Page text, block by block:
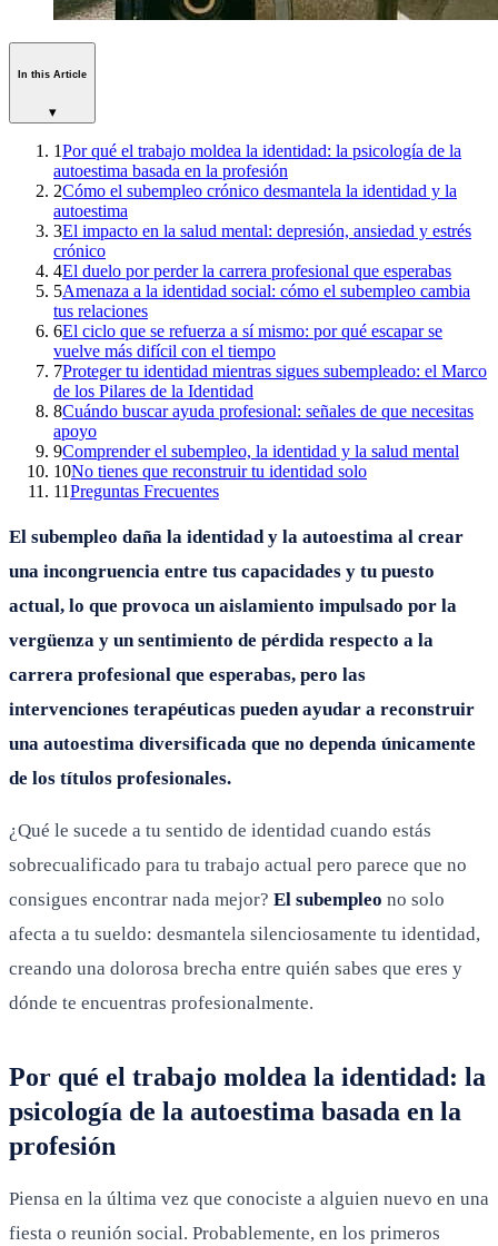
In this Article
▾
1Por qué el trabajo moldea la identidad: la psicología de la
autoestima basada en la profesión
2Cómo el subempleo crónico desmantela la identidad y la
autoestima
3El impacto en la salud mental: depresión, ansiedad y estrés
crónico
4El duelo por perder la carrera profesional que esperabas
5Amenaza a la identidad social: cómo el subempleo cambia
tus relaciones
6El ciclo que se refuerza a sí mismo: por qué escapar se
vuelve más difícil con el tiempo
7Proteger tu identidad mientras sigues subempleado: el Marco
de los Pilares de la Identidad
8Cuándo buscar ayuda profesional: señales de que necesitas
apoyo
9Comprender el subempleo, la identidad y la salud mental
10No tienes que reconstruir tu identidad solo
11Preguntas Frecuentes
El subempleo daña la identidad y la autoestima al crear
una incongruencia entre tus capacidades y tu puesto
actual, lo que provoca un aislamiento impulsado por la
vergüenza y un sentimiento de pérdida respecto a la
carrera profesional que esperabas, pero las
intervenciones terapéuticas pueden ayudar a reconstruir
una autoestima diversificada que no dependa únicamente
de los títulos profesionales.
¿Qué le sucede a tu sentido de identidad cuando estás
sobrecualificado para tu trabajo actual pero parece que no
consigues encontrar nada mejor? El subempleo no solo
afecta a tu sueldo: desmantela silenciosamente tu identidad,
creando una dolorosa brecha entre quién sabes que eres y
dónde te encuentras profesionalmente.
Por qué el trabajo moldea la identidad: la
psicología de la autoestima basada en la
profesión
Piensa en la última vez que conociste a alguien nuevo en una
fiesta o reunión social. Probablemente, en los primeros